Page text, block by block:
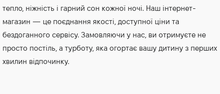
тепло, ніжність і гарний сон кожної ночі. Наш інтернет-
магазин — це поєднання якості, доступної ціни та
бездоганного сервісу. Замовляючи у нас, ви отримуєте не
просто постіль, а турботу, яка огортає вашу дитину з перших
хвилин відпочинку.